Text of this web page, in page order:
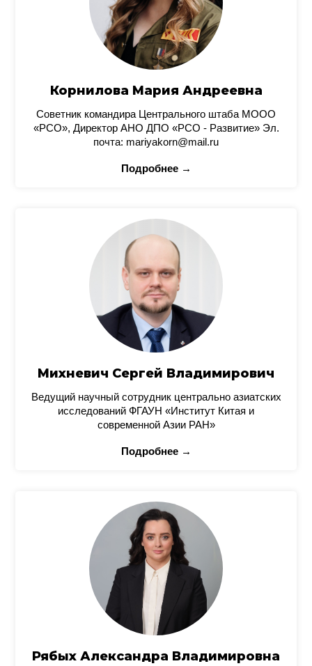
Корнилова Мария Андреевна
Советник командира Центрального штаба МООО
«РСО», Директор АНО ДПО «РСО - Развитие» Эл.
почта: mariyakorn@mail.ru
Подробнее →
Михневич Сергей Владимирович
Ведущий научный сотрудник центрально азиатских
исследований ФГАУН «Институт Китая и
современной Азии РАН»
Подробнее →
Рябых Александра Владимировна